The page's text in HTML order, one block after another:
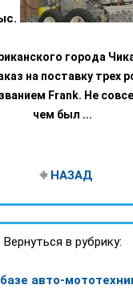
города
на поставку трех
Frank. Не
чем был ...
НАЗАД
Вернуться в рубрику:
авто-